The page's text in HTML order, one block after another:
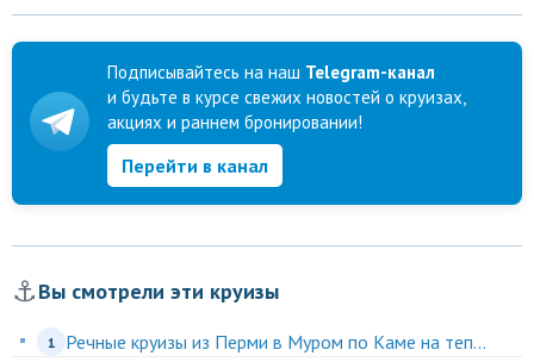
Подписывайтесь на наш Telegram-канал
и будьте в курсе свежих новостей о круизах,
акциях и раннем бронировании!
Перейти в канал
⚓Вы смотрели эти круизы
1 Речные круизы из Перми в Муром по Каме на теп...